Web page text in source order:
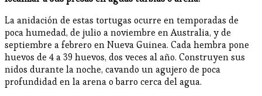
La anidación de estas tortugas ocurre en temporadas de
poca humedad, de julio a noviembre en Australia, y de
septiembre a febrero en Nueva Guinea. Cada hembra pone
huevos de 4 a 39 huevos, dos veces al año. Construyen sus
nidos durante la noche, cavando un agujero de poca
profundidad en la arena o barro cerca del agua.